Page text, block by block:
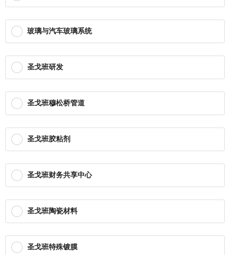
玻璃与汽车玻璃系统
圣戈班研发
圣戈班穆松桥管道
圣戈班胶粘剂
圣戈班财务共享中心
圣戈班陶瓷材料
圣戈班特殊镀膜